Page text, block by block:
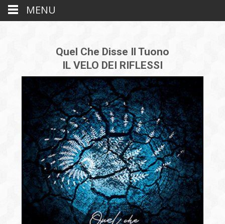
Quel Che Disse Il Tuono
IL VELO DEI RIFLESSI
MENU